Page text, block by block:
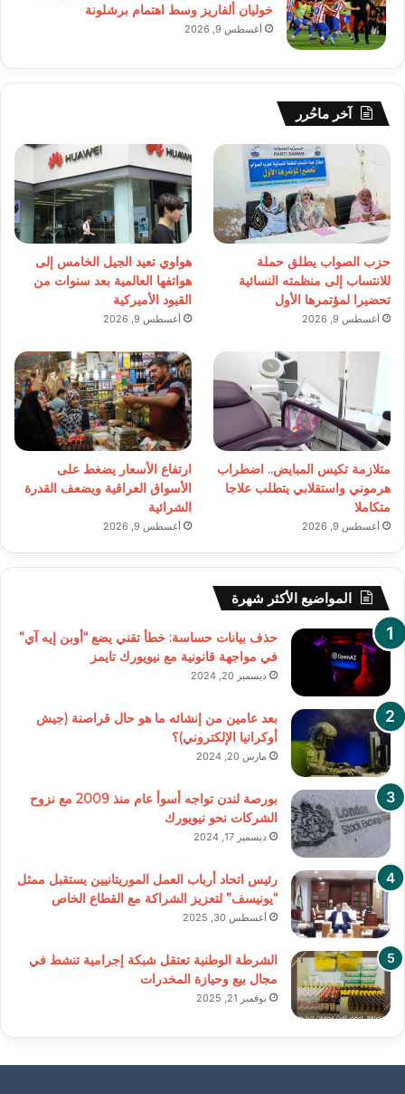
خوليان ألفاريز وسط اهتمام برشلونة
أغسطس 9, 2026
آخر ماحُرر
حزب الصواب يطلق حملة
للانتساب إلى منظمته النسائية
تحضيرا لمؤتمرها الأول
أغسطس 9, 2026
هواوي تعيد الجيل الخامس إلى
هواتفها العالمية بعد سنوات من
القيود الأميركية
أغسطس 9, 2026
متلازمة تكيس المبايض.. اضطراب
هرموني واستقلابي يتطلب علاجا
متكاملا
أغسطس 9, 2026
ارتفاع الأسعار يضغط على
الأسواق العراقية ويضعف القدرة
الشرائية
أغسطس 9, 2026
المواضيع الأكثر شهرة
حذف بيانات حساسة: خطأ تقني يضع “أوبن إيه آي”
في مواجهة قانونية مع نيويورك تايمز
ديسمبر 20, 2024
بعد عامين من إنشائه ما هو حال قراصنة (جيش
أوكرانيا الإلكتروني)؟
مارس 20, 2024
بورصة لندن تواجه أسوأ عام منذ 2009 مع نزوح
الشركات نحو نيويورك
ديسمبر 17, 2024
رئيس اتحاد أرباب العمل الموريتانيين يستقبل ممثل
“يونيسف” لتعزيز الشراكة مع القطاع الخاص
أغسطس 30, 2025
الشرطة الوطنية تعتقل شبكة إجرامية تنشط في
مجال بيع وحيازة المخدرات
نوفمبر 21, 2025